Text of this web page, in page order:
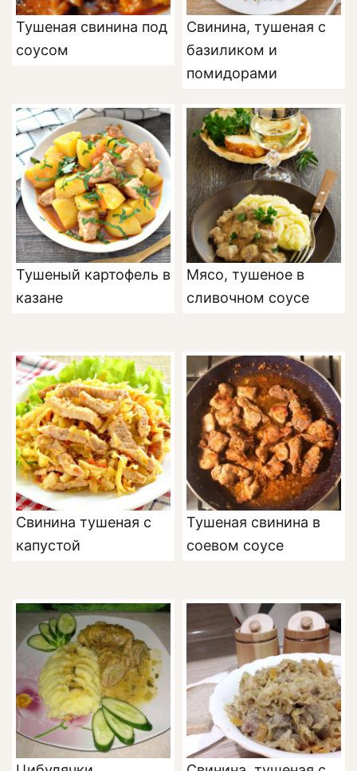
Тушеная свинина под
соусом
Свинина, тушеная с
базиликом и
помидорами
Тушеный картофель в
казане
Мясо, тушеное в
сливочном соусе
Свинина тушеная с
капустой
Тушеная свинина в
соевом соусе